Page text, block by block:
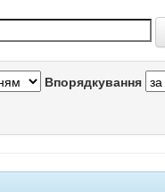
Впорядкування